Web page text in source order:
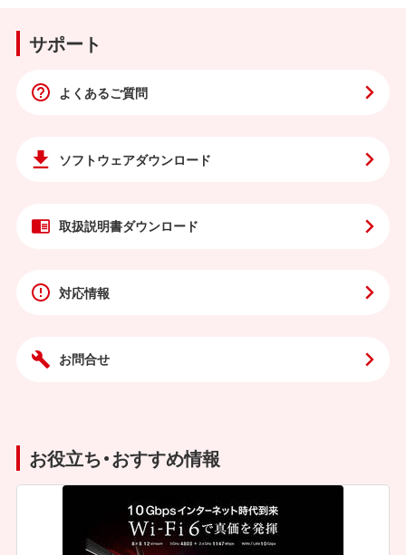
サポート
よくあるご質問
ソフトウェアダウンロード
取扱説明書ダウンロード
対応情報
お問合せ
お役立ち・おすすめ情報